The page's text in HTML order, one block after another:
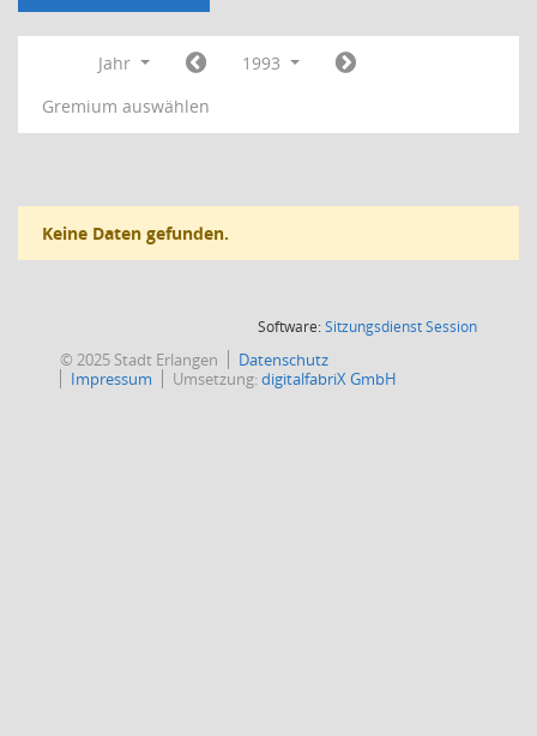
Jahr
1993
Gremium auswählen
Keine Daten gefunden.
Software:SitzungsdienstSession(Wird in
© 2025 Stadt Erlangen
Datenschutz
Impressum
Umsetzung:digitalfabriX GmbH